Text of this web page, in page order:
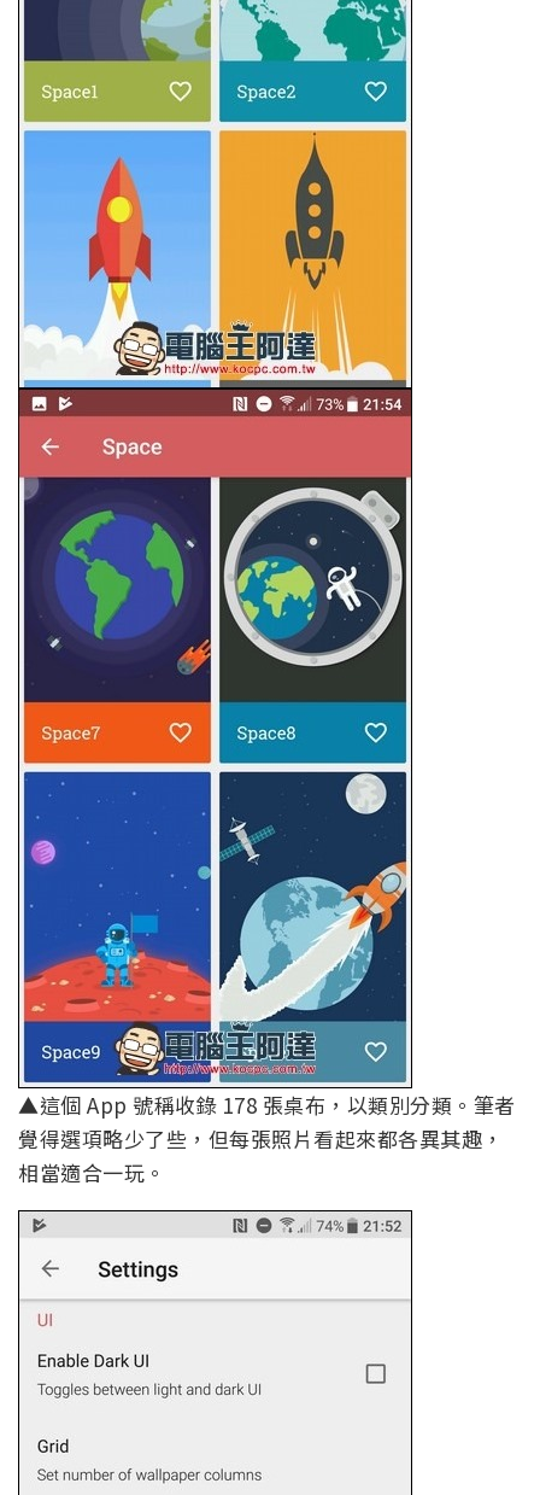
▲這個 App 號稱收錄 178 張桌布，以類別分類。筆者
覺得選項略少了些，但每張照片看起來都各異其趣，
相當適合一玩。